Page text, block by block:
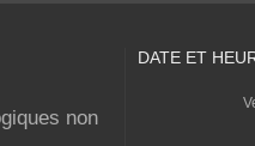
non
DATE ET